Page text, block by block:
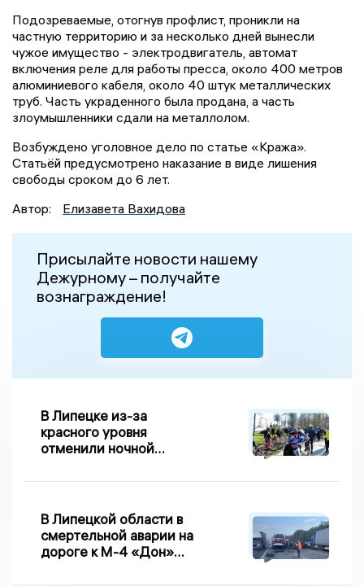
Подозреваемые, отогнув профлист, проникли на
частную территорию и за несколько дней вынесли
чужое имущество - электродвигатель, автомат
включения реле для работы пресса, около 400 метров
алюминиевого кабеля, около 40 штук металлических
труб. Часть украденного была продана, а часть
злоумышленники сдали на металлолом.
Возбуждено уголовное дело по статье «Кража».
Статьёй предусмотрено наказание в виде лишения
свободы сроком до 6 лет.
Автор:
Елизавета Вахидова
Присылайте новости нашему
Дежурному – получайте
вознаграждение!
В Липецке из-за
красного уровня
отменили ночной
В Липецкой области в
смертельной аварии на
дороге к М-4 «Дон»